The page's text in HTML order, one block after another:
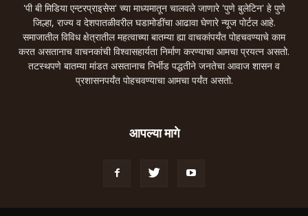
'पी बी मिडिया एन्टरप्राइसेस' च्या माध्यमातून चालवले जाणारे 'पुणे बुलेटिन' हे पुणे
जिल्हा, राज्य व देशपातळीवरील घडामोडींचा आढावा घेणारे न्यूज पोर्टल आहे.
समाजातील विविध क्षेत्रातील महत्वाच्या बातम्या ह्या वाचकांपर्यंत पोहचवण्याचे काम
करत असतानाच वाचनकांची विश्वासहार्यता निर्माण करण्याचा आमचा प्रयत्न असतो.
तटस्थपणे बातम्या मांडत असतानाच निर्भीड पद्धतीने जनतेचा आवाज शासन व
प्रशासनपर्यंत पोहचवण्याचा आमचा पर्यंत असतो.
आपल्या मागे